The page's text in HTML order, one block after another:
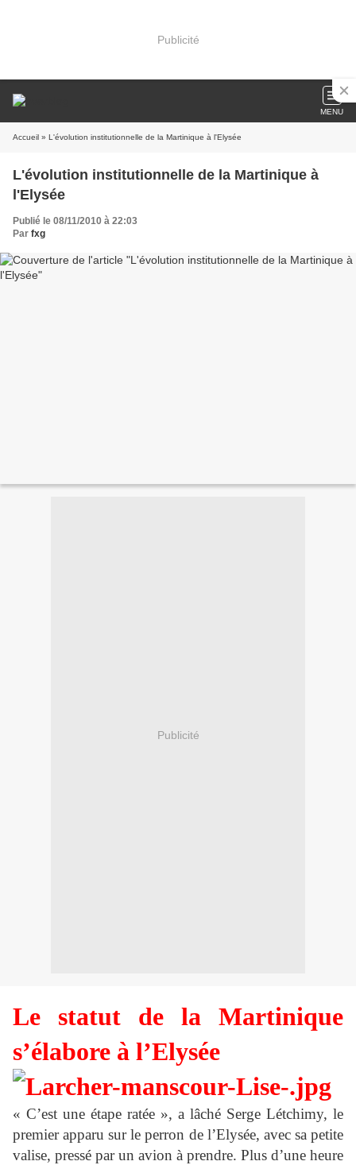
Publicité
MENU
Accueil » L'évolution institutionnelle de la Martinique à l'Elysée
L'évolution institutionnelle de la Martinique à
l'Elysée
Publié le 08/11/2010 à 22:03
Par fxg
Publicité
Le statut de la Martinique
s’élabore à l’Elysée
« C’est une étape ratée », a lâché Serge Létchimy, le
premier apparu sur le perron de l’Elysée, avec sa petite
valise, pressé par un avion à prendre. Plus d’une heure